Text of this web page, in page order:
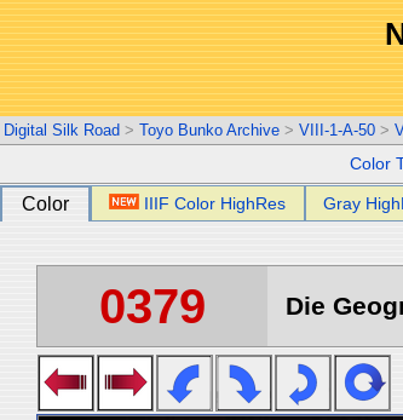
Digital Silk Road > Toyo Bunko Archive > VIII-1-A-50 >
Color
Color IIIF Color HighRes Gray
0379 Die